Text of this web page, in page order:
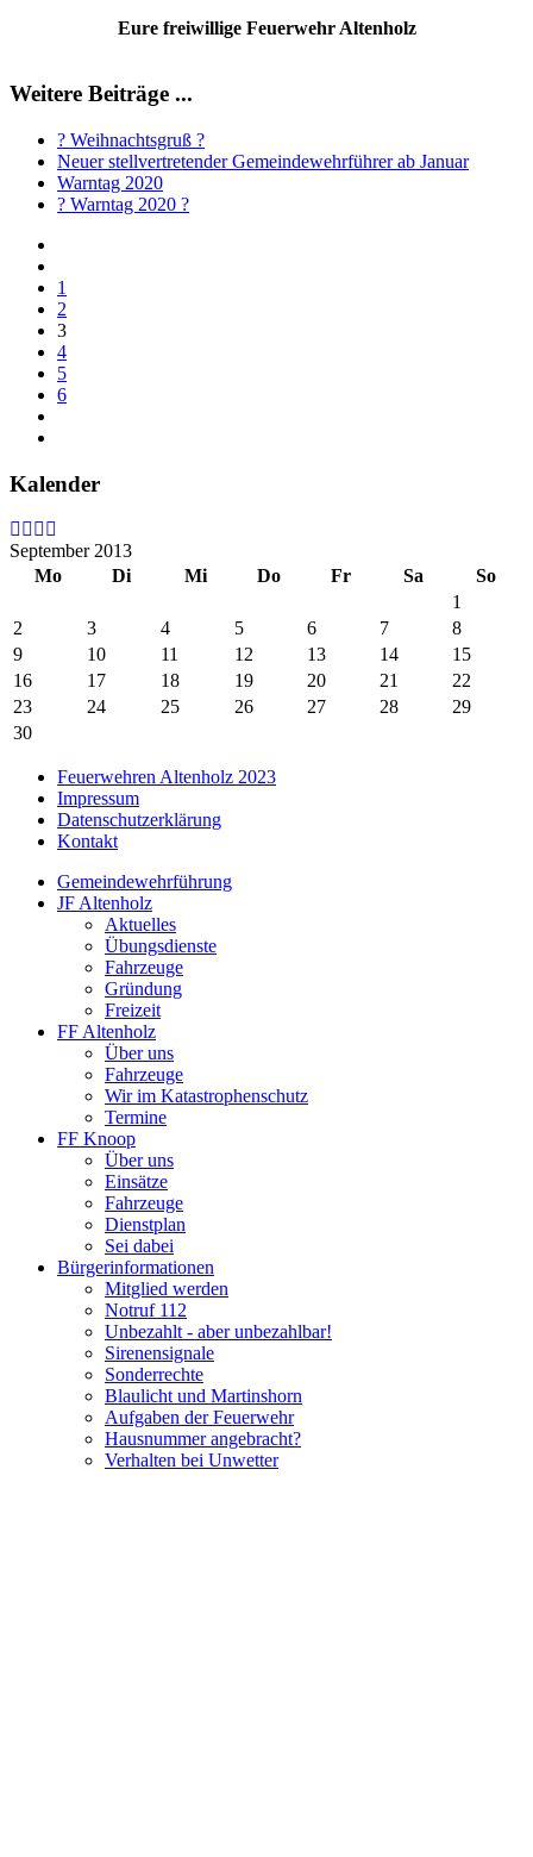
Eure freiwillige Feuerwehr Altenholz
Weitere Beiträge ...
? Weihnachtsgruß ?
Neuer stellvertretender Gemeindewehrführer ab Januar
Warntag 2020
? Warntag 2020 ?
1
2
3
4
5
6
Kalender
September 2013
Mo
Di Mi Do Fr Sa
So
1
2
3 4 5 6 7
8
9
10 11 12 13 14
15
16
17 18 19 20 21
22
23
24 25 26 27 28
29
30
Feuerwehren Altenholz 2023
Impressum
Datenschutzerklärung
Kontakt
Gemeindewehrführung
JF Altenholz
Aktuelles
Übungsdienste
Fahrzeuge
Gründung
Freizeit
FF Altenholz
Über uns
Fahrzeuge
Wir im Katastrophenschutz
Termine
FF Knoop
Über uns
Einsätze
Fahrzeuge
Dienstplan
Sei dabei
Bürgerinformationen
Mitglied werden
Notruf 112
Unbezahlt - aber unbezahlbar!
Sirenensignale
Sonderrechte
Blaulicht und Martinshorn
Aufgaben der Feuerwehr
Hausnummer angebracht?
Verhalten bei Unwetter